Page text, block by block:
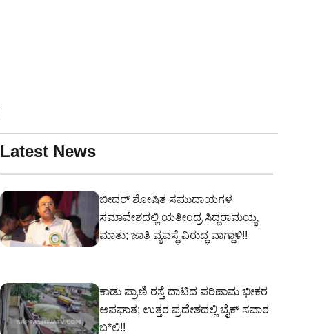
Latest News
ಬೀದರ್ ಶೋಷಿತ ಸಮುದಾಯಗಳ
ಸಮಾವೇಶದಲ್ಲಿ ಯತೀಂದ್ರ ಸಿದ್ದರಾಮಯ್ಯ
ಮಾತು; ಜಾತಿ ವ್ಯವಸ್ಥೆ ವಿರುದ್ಧ ವಾಗ್ದಾಳಿ!!
ಕಾಡು ಪ್ರಾಣಿ ರಸ್ತೆ ದಾಟಿದ ಪರಿಣಾಮ ಭೀಕರ
ಅಪಘಾತ; ಉತ್ತರ ಪ್ರದೇಶದಲ್ಲಿ ಬೈಕ್ ಸವಾರ
ಬ*ಲಿ!!